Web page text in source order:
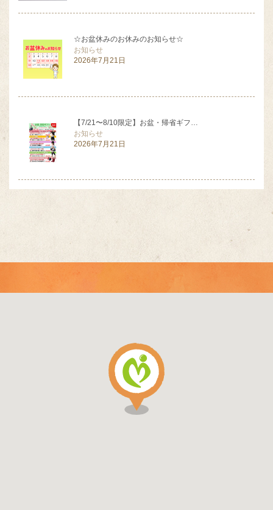
☆お盆休みのお休みのお知らせ☆
お知らせ
2026年7月21日
【7/21〜8/10限定】お盆・帰省ギフ…
お知らせ
2026年7月21日